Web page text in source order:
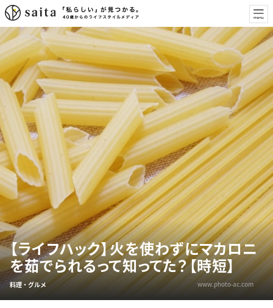
【ライフハック】火を使わずにマカロニ
を茹でられるって知ってた？【時短】
料理・グルメ www.photo-ac.com